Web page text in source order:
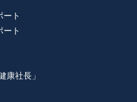
ート
ート
康社長」